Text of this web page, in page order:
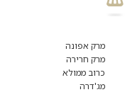
מרק אפונה
מרק חרירה
כרוב ממולא
מג'דרה